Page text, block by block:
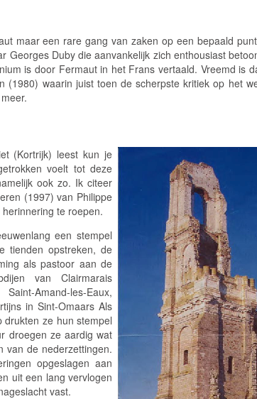
maar een rare gang van zaken op een bepaald
Georges Duby die aanvankelijk zich enthousiast
is door Fermaut in het Frans vertaald. Vreemd is
(1980) waarin juist toen de scherpste kritiek op het
(Kortrijk) leest kun je
voelt tot deze
ook zo. Ik citeer
(1997) van Philippe
te roepen.
een stempel
tienden opstreken, de
als pastoor aan de
van Clairmarais
Amand-les-Eaux,
in Sint-Omaars Als
drukten ze hun stempel
droegen ze aardig wat
van de nederzettingen.
opgeslagen aan
uit een lang vervlogen
vast.